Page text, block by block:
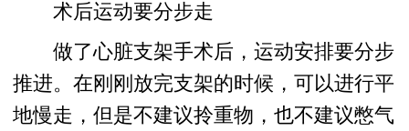
术后运动要分步走
做了心脏支架手术后，运动安排要分步
推进。在刚刚放完支架的时候，可以进行平
地慢走，但是不建议拎重物，也不建议憋气